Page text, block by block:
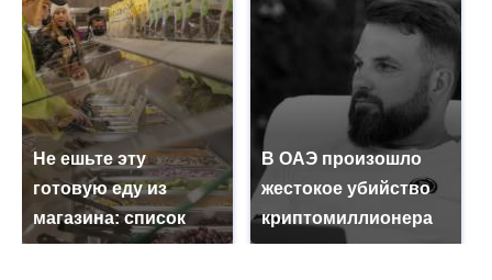
Не ешьте эту
готовую еду из
магазина: список
В ОАЭ произошло
жестокое убийство
криптомиллионера